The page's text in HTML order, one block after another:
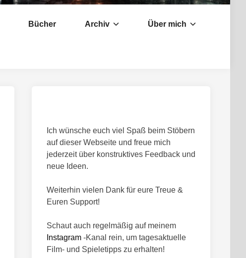
Bücher Archiv Über mich
Ich wünsche euch viel Spaß beim Stöbern
auf dieser Webseite und freue mich
jederzeit über konstruktives Feedback und
neue Ideen.
Weiterhin vielen Dank für eure Treue &
Euren Support!
Schaut auch regelmäßig auf meinem
Instagram -Kanal rein, um tagesaktuelle
Film- und Spieletipps zu erhalten!